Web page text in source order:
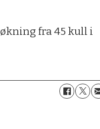
fra 45 kull i